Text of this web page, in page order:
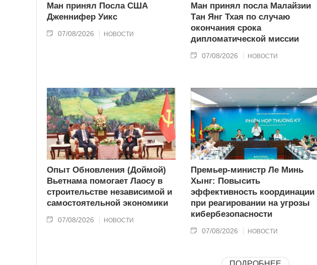
Ман принял Посла США
Дженнифер Уикс
07/08/2026 НОВОСТИ
Ман принял посла Малайзии
Тан Янг Тхая по случаю
окончания срока
дипломатической миссии
07/08/2026 НОВОСТИ
Опыт Обновления (Доймой)
Вьетнама помогает Лаосу в
строительстве независимой и
самостоятельной экономики
07/08/2026 НОВОСТИ
Премьер-министр Ле Минь
Хынг: Повысить
эффективность координации
при реагировании на угрозы
кибербезопасности
07/08/2026 НОВОСТИ